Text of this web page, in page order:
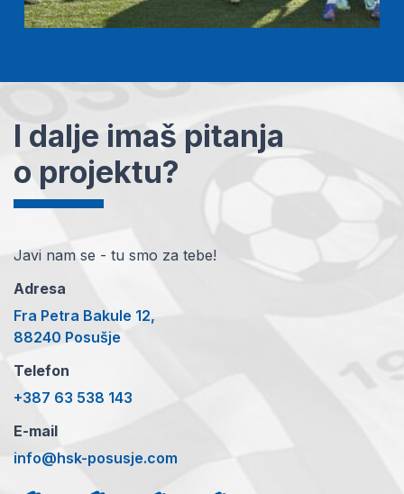
I dalje imaš pitanja
o projektu?
Javi nam se - tu smo za tebe!
Adresa
Fra Petra Bakule 12,
88240 Posušje
Telefon
+387 63 538 143
E-mail
info@hsk-posusje.com